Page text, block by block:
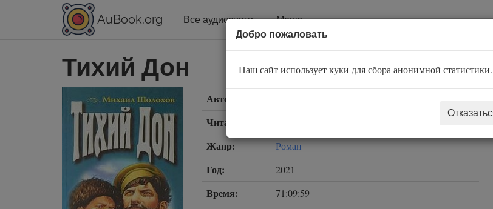
AuBook.org Все аудиокниги Меню
Тихий Дон
Автор:
Читает:
Жанр: Роман
Год: 2021
Время: 71:09:59
Добро пожаловать
Наш сайт использует куки для сбора анонимной статистики.